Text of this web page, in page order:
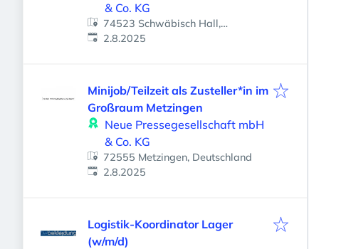
& Co. KG
74523 Schwäbisch Hall,
Deutschland
Veröffentlicht
2.8.2025
Minijob/Teilzeit als Zusteller*in im
Großraum Metzingen
Neue Pressegesellschaft mbH
& Co. KG
72555 Metzingen, Deutschland
Veröffentlicht
2.8.2025
Logistik-Koordinator Lager
(w/m/d)